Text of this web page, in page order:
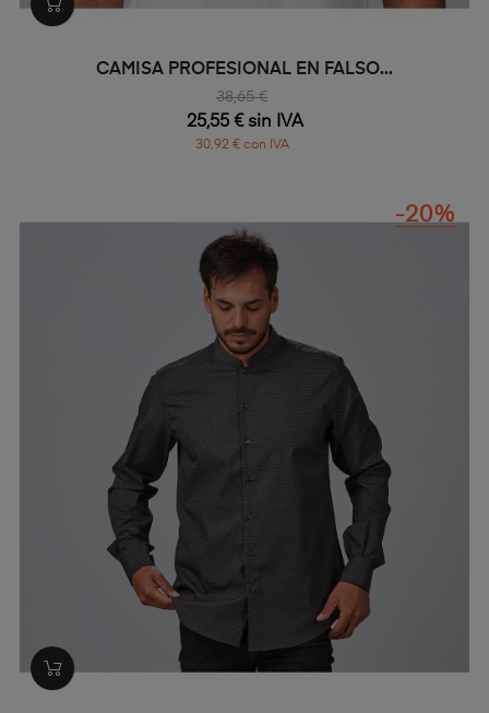
CAMISA PROFESIONAL EN FALSO...
38,65 €
25,55 € sin IVA
30,92 € con IVA
-20%